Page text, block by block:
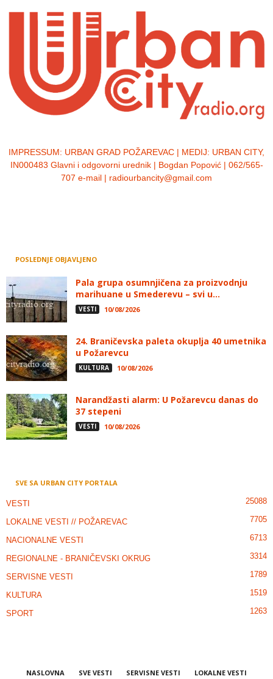
IMPRESSUM: URBAN GRAD POŽAREVAC | MEDIJ: URBAN CITY,
IN000483 Glavni i odgovorni urednik | Bogdan Popović | 062/565-
707 e-mail | radiourbancity@gmail.com
POSLEDNJE OBJAVLJENO
Pala grupa osumnjičena za proizvodnju
marihuane u Smederevu – svi u...
VESTI 10/08/2026
24. Braničevska paleta okuplja 40 umetnika
u Požarevcu
KULTURA 10/08/2026
Narandžasti alarm: U Požarevcu danas do
37 stepeni
VESTI 10/08/2026
SVE SA URBAN CITY PORTALA
VESTI 25088
LOKALNE VESTI // POŽAREVAC 7705
NACIONALNE VESTI 6713
REGIONALNE - BRANIČEVSKI OKRUG 3314
SERVISNE VESTI 1789
KULTURA 1519
SPORT 1263
NASLOVNA SVE VESTI SERVISNE VESTI LOKALNE VESTI